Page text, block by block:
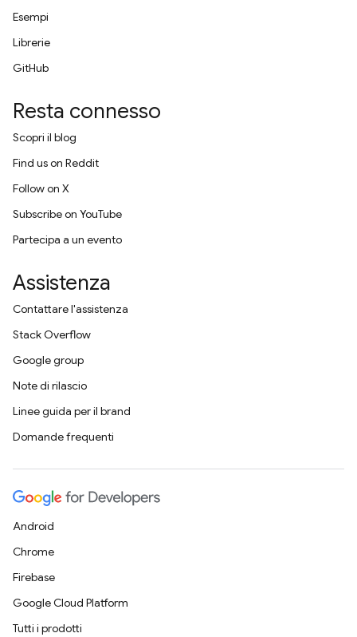
Esempi
Librerie
GitHub
Resta connesso
Scopri il blog
Find us on Reddit
Follow on X
Subscribe on YouTube
Partecipa a un evento
Assistenza
Contattare l'assistenza
Stack Overflow
Google group
Note di rilascio
Linee guida per il brand
Domande frequenti
Android
Chrome
Firebase
Google Cloud Platform
Tutti i prodotti